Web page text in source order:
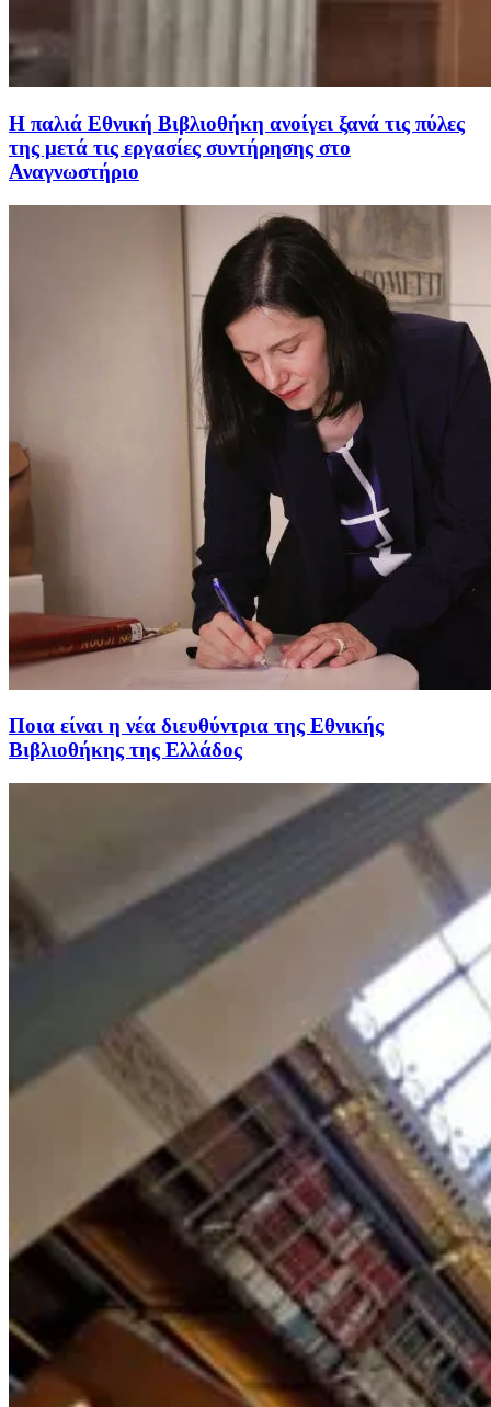
Η παλιά Εθνική Βιβλιοθήκη ανοίγει ξανά τις πύλες
της μετά τις εργασίες συντήρησης στο
Αναγνωστήριο
Ποια είναι η νέα διευθύντρια της Εθνικής
Βιβλιοθήκης της Ελλάδος